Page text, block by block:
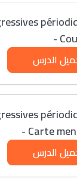
-
الدرس
- Carte
الدرس